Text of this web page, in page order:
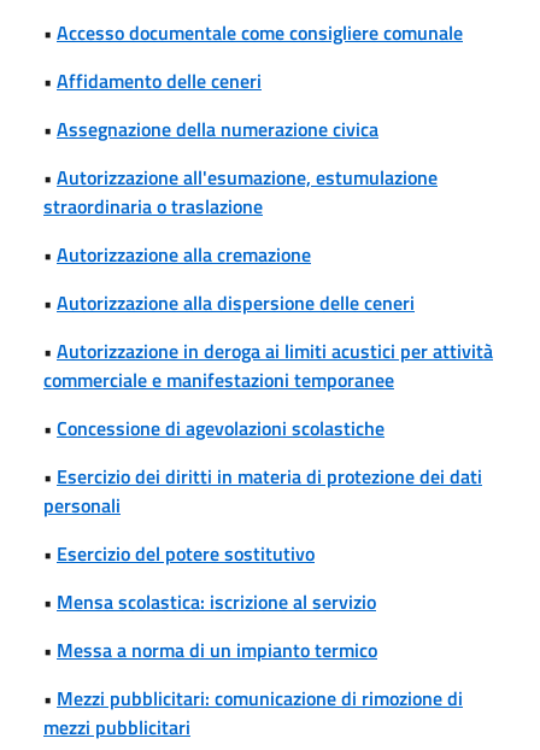
• Accesso documentale come consigliere comunale
• Affidamento delle ceneri
• Assegnazione della numerazione civica
• Autorizzazione all'esumazione, estumulazione
straordinaria o traslazione
• Autorizzazione alla cremazione
• Autorizzazione alla dispersione delle ceneri
• Autorizzazione in deroga ai limiti acustici per attività
commerciale e manifestazioni temporanee
• Concessione di agevolazioni scolastiche
• Esercizio dei diritti in materia di protezione dei dati
personali
• Esercizio del potere sostitutivo
• Mensa scolastica: iscrizione al servizio
• Messa a norma di un impianto termico
• Mezzi pubblicitari: comunicazione di rimozione di
mezzi pubblicitari